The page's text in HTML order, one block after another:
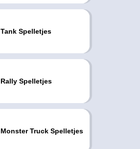
Tank Spelletjes
Rally Spelletjes
Monster Truck Spelletjes